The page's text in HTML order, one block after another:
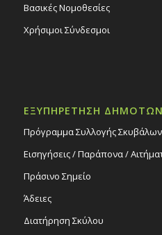
Βασικές Νομοθεσίες
Χρήσιμοι Σύνδεσμοι
ΕΞΥΠΗΡΕΤΗΣΗ ΔΗΜΟΤΩΝ
Πρόγραμμα Συλλογής Σκυβάλων
Εισηγήσεις / Παράπονα /
Πράσινο Σημείο
Άδειες
Διατήρηση Σκύλου